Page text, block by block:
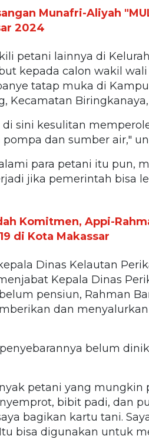
Munafri-Aliyah
2024
petani lainnya di
kepada calon wakil
tatap muka di
Kecamatan Biringkanaya,
di sini kesulitan
dan sumber air,"
para petani itu pun,
jika pemerintah bisa
Komitmen, Appi-
di Kota Makassar
Dinas Kelautan
Kepala Dinas
pensiun, Rahman
dan
belum
petani yang mungkin
bibit padi, dan
bagikan kartu tani.
bisa digunakan untuk